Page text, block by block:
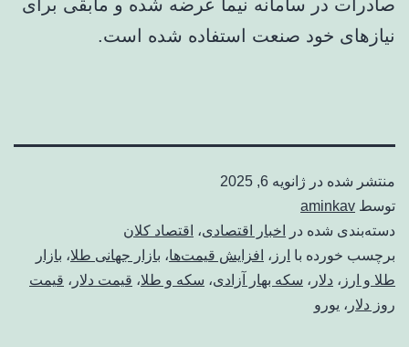
صادرات در سامانه نیما عرضه شده و مابقی برای
نیازهای خود صنعت استفاده شده است.
منتشر شده در ژانویه 6, 2025
توسط aminkav
دسته‌بندی شده در
اخبار اقتصادی، اقتصاد کلان
برچسب خورده با ارز ، افزایش قیمت‌ها، بازار جهانی طلا، بازار
طلا و ارز ، دلار ، سکه بهار آزادی، سکه و طلا، قیمت دلار ، قیمت
روز دلار ، یورو